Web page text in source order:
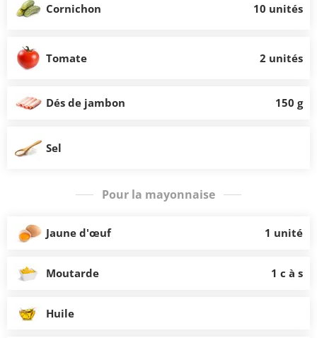
Cornichon 10 unités
Tomate 2 unités
Dés de jambon 150 g
Sel
Pour la mayonnaise
Jaune d'œuf 1 unité
Moutarde 1 c à s
Huile